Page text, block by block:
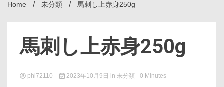
Home 未分類 馬刺し上赤身250g
馬刺し上赤身250g
phi72110 2023年10月9日 in 未分類 - 0 Minutes